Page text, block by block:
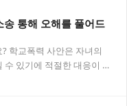
통해 오해를 풀어드
학교폭력 사안은 자녀의
있기에 적절한 대응이 중
폭…